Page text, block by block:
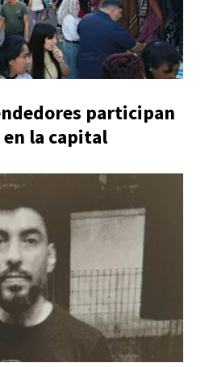
participan
en la capital